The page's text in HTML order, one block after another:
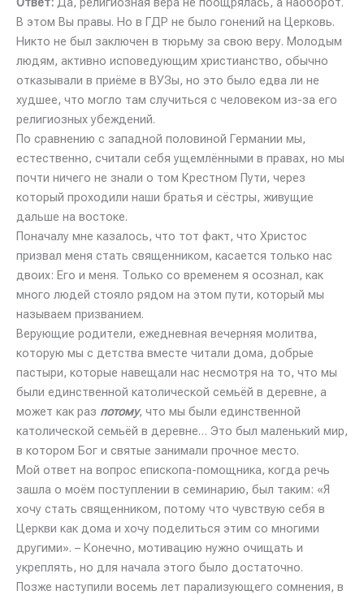
В этом Вы правы. Но в ГДР не было гонений на Церковь.
Никто не был заключен в тюрьму за свою веру. Молодым
людям, активно исповедующим христианство, обычно
отказывали в приёме в ВУЗы, но это было едва ли не
худшее, что могло там случиться с человеком из-за его
религиозных убеждений.
По сравнению с западной половиной Германии мы,
естественно, считали себя ущемлёнными в правах, но мы
почти ничего не знали о том Крестном Пути, через
который проходили наши братья и сёстры, живущие
дальше на востоке.
Поначалу мне казалось, что тот факт, что Христос
призвал меня стать священником, касается только нас
двоих: Его и меня. Только со временем я осознал, как
много людей стояло рядом на этом пути, который мы
называем призванием.
Верующие родители, ежедневная вечерняя молитва,
которую мы с детства вместе читали дома, добрые
пастыри, которые навещали нас несмотря на то, что мы
были единственной католической семьёй в деревне, а
может как раз потому, что мы были единственной
католической семьёй в деревне… Это был маленький мир,
в котором Бог и святые занимали прочное место.
Мой ответ на вопрос епископа-помощника, когда речь
зашла о моём поступлении в семинарию, был таким: «Я
хочу стать священником, потому что чувствую себя в
Церкви как дома и хочу поделиться этим со многими
другими». – Конечно, мотивацию нужно очищать и
укреплять, но для начала этого было достаточно.
Позже наступили восемь лет парализующего сомнения, в